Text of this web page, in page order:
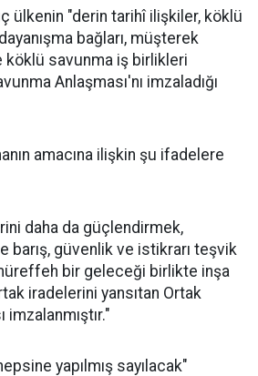
ülkenin "derin tarihî ilişkiler, köklü
bağları, müşterek
köklü savunma iş birlikleri
Anlaşması'nı imzaladığı
amacına ilişkin şu ifadelere
daha da güçlendirmek,
barış, güvenlik ve istikrarı teşvik
bir geleceği birlikte inşa
iradelerini yansıtan Ortak
imzalanmıştır."
yapılmış sayılacak"